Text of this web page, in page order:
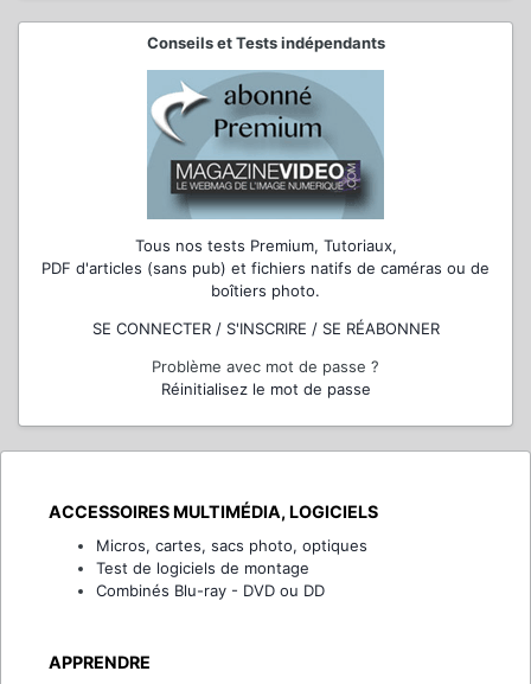
Conseils et Tests indépendants
Tous nos tests Premium, Tutoriaux,
PDF d'articles (sans pub) et fichiers natifs de caméras ou de
boîtiers photo.
SE CONNECTER / S'INSCRIRE / SE RÉABONNER
Problème avec mot de passe ?
Réinitialisez le mot de passe
ACCESSOIRES MULTIMÉDIA, LOGICIELS
Micros, cartes, sacs photo, optiques
Test de logiciels de montage
Combinés Blu-ray - DVD ou DD
APPRENDRE